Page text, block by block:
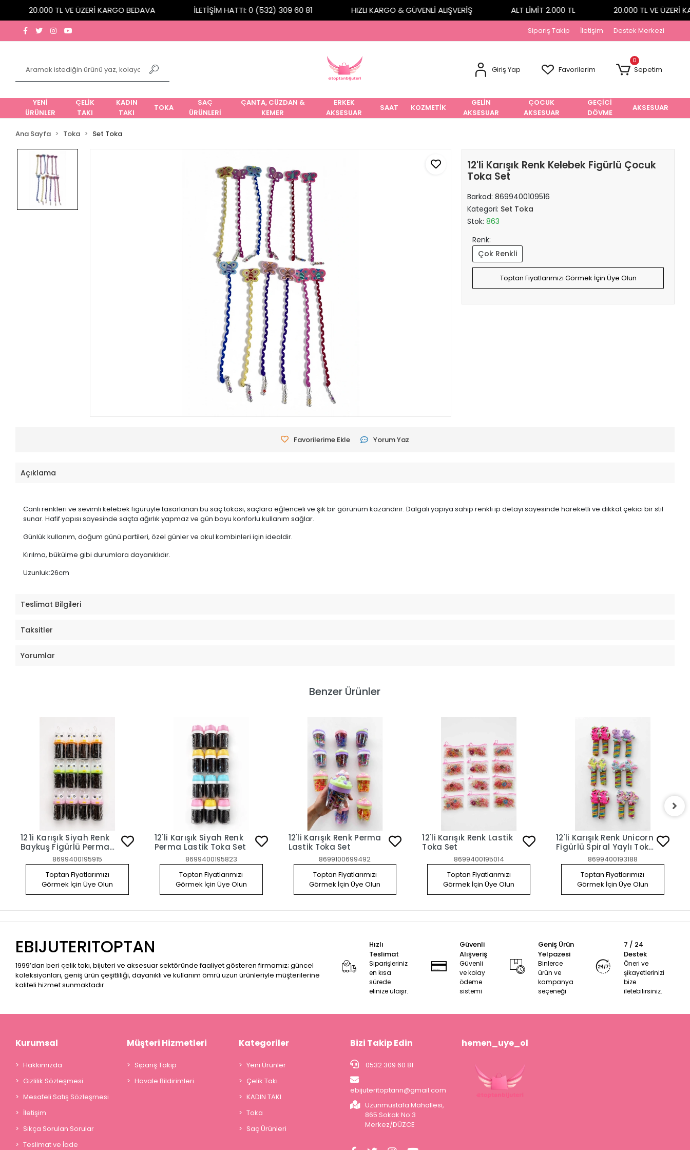
20.000 TL VE ÜZERİ KARGO BEDAVA İLETİŞİM HATTI: 0 (532) 309 60 81 HIZLI KARGO & GÜVENLİ ALIŞVERİŞ ALT LİMİT 2.000 TL 20.000 TL VE ÜZERİ
Sipariş Takip İletişim Destek Merkezi
Giriş Yap Favorilerim
0
Sepetim
YENİ
ÜRÜNLER
ÇELİK
TAKI
KADIN
TAKI
TOKA
SAÇ
ÜRÜNLERİ
ÇANTA, CÜZDAN &
KEMER
ERKEK
AKSESUAR
SAAT KOZMETİK
GELİN
AKSESUAR
ÇOCUK
AKSESUAR
GEÇİCİ
DÖVME
AKSESUAR
Ana Sayfa Toka Set Toka
12'li Karışık Renk Kelebek Figürlü Çocuk
Toka Set
Barkod:8699400109516
Kategori: Set Toka
Stok:863
Renk:
Çok Renkli
Toptan Fiyatlarımızı Görmek İçin Üye Olun
Favorilerime Ekle Yorum Yaz
Açıklama
Canlı renkleri ve sevimli kelebek figürüyle tasarlanan bu saç tokası, saçlara eğlenceli ve şık bir görünüm kazandırır. Dalgalı yapıya sahip renkli ip detayı sayesinde hareketli ve dikkat çekici bir stil
sunar. Hafif yapısı sayesinde saçta ağırlık yapmaz ve gün boyu konforlu kullanım sağlar.
Günlük kullanım, doğum günü partileri, özel günler ve okul kombinleri için idealdir.
Kırılma, bükülme gibi durumlara dayanıklıdır.
Uzunluk:26cm
Teslimat Bilgileri
Taksitler
Yorumlar
Benzer Ürünler
12'li Karışık Siyah Renk
Baykuş Figürlü Perma
Lastik Toka Set
8699400195915
Toptan Fiyatlarımızı
Görmek İçin Üye Olun
12'li Karışık Siyah Renk
Perma Lastik Toka Set
8699400195823
Toptan Fiyatlarımızı
Görmek İçin Üye Olun
12'li Karışık Renk Perma
Lastik Toka Set
8699100699492
Toptan Fiyatlarımızı
Görmek İçin Üye Olun
12'li Karışık Renk Lastik
Toka Set
8699400195014
Toptan Fiyatlarımızı
Görmek İçin Üye Olun
12'li Karışık Renk Unicorn
Figürlü Spiral Yaylı Toka
8699400193188
Toptan Fiyatlarımızı
Görmek İçin Üye Olun
EBIJUTERITOPTAN
1999’dan beri çelik takı, bijuteri ve aksesuar sektöründe faaliyet gösteren firmamız; güncel
koleksiyonları, geniş ürün çeşitliliği, dayanıklı ve kullanım ömrü uzun ürünleriyle müşterilerine
kaliteli hizmet sunmaktadır.
Hızlı
Teslimat
Siparişleriniz
en kısa
sürede
elinize ulaşır.
Güvenli
Alışveriş
Güvenli
ve kolay
ödeme
sistemi
Geniş Ürün
Yelpazesi
Binlerce
ürün ve
kampanya
seçeneği
7 / 24
Destek
Öneri ve
şikayetlerinizi
bize
iletebilirsiniz.
Kurumsal
Hakkımızda
Gizlilik Sözleşmesi
Mesafeli Satış Sözleşmesi
İletişim
Sıkça Sorulan Sorular
Teslimat ve İade
Müşteri Hizmetleri
Sipariş Takip
Havale Bildirimleri
Kategoriler
Yeni Ürünler
Çelik Takı
KADIN TAKI
Toka
Saç Ürünleri
Bizi Takip Edin
0532 309 60 81
ebijuteritoptann@gmail.com
Uzunmustafa Mahallesi,
865.Sokak No:3
Merkez/DÜZCE
hemen_uye_ol